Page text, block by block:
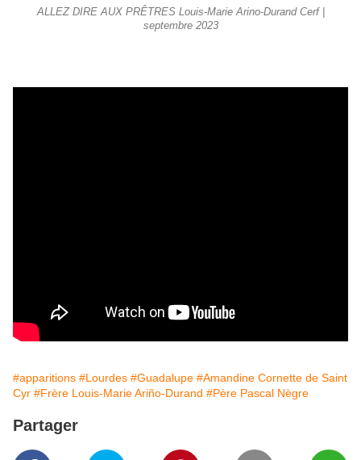
ALLEZ DIRE AUX PRÊTRES Louis-Marie Arino-Durand Cerf |
septembre 2023
#apparitions #Lourdes #Guadalupe #Amandine Cornette de Saint
Cyr #Frère Louis-Marie Ariño-Durand #Père Pascal Nègre
Partager